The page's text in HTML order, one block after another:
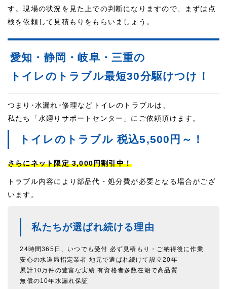
す。現場の状況を見た上での判断になりますので、まずは点
検を依頼して見積もりをもらいましょう。
愛知・静岡・岐阜・三重の
トイレのトラブル最短30分駆けつけ！
つまり･水漏れ･修理などトイレのトラブルは、
私たち「水廻りサポートセンター」にご依頼頂けます。
トイレのトラブル 税込5,500円～！
さらにネット限定 3,000円割引中！
トラブル内容により部品代・処分費が必要となる場合がござ
います。
私たちが選ばれ続ける理由
24時間365日、いつでも受付 必ず見積もり・ご納得後に作業
安心の水道局指定業者 地元で選ばれ続けて設立20年
累計10万件の豊富な実績 有資格者多数在籍で高品質
無償の10年水漏れ保証